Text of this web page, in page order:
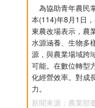
為協助青年農民
本(114)年8月1日
東農改場表示，農
水源涵養、生物多
源，與農業場域跨
可能。在數位轉型
化經營效率。對成
力。
新聞來源：農業部